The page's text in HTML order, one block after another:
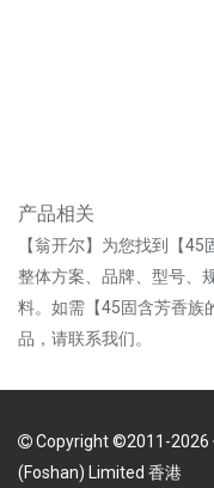
产品相关
【翁开尔】为您找到【
整体方案、品牌、型号、
料。如需【45固含芳香族
品，请联系我们。
Copyright ©2011-2026
(Foshan) Limited 香港